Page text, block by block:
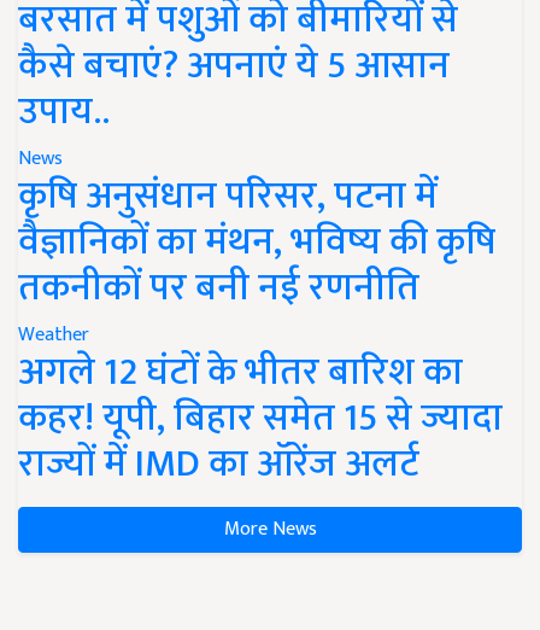
बरसात में पशुओं को बीमारियों से
कैसे बचाएं? अपनाएं ये 5 आसान
उपाय..
News
कृषि अनुसंधान परिसर, पटना में
वैज्ञानिकों का मंथन, भविष्य की कृषि
तकनीकों पर बनी नई रणनीति
Weather
अगले 12 घंटों के भीतर बारिश का
कहर! यूपी, बिहार समेत 15 से ज्यादा
राज्यों में IMD का ऑरेंज अलर्ट
More News